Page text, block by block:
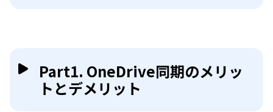
Part1. OneDrive同期のメリッ
トとデメリット